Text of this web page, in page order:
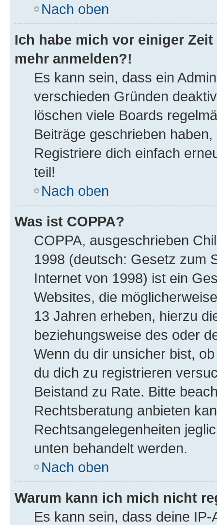
Nach oben
Ich habe mich vor einiger
mehr anmelden?!
Es kann sein, dass ein
verschieden Gründen
löschen viele Boards
Beiträge geschrieben
Registriere dich einfach
teil!
Nach oben
Was ist COPPA?
COPPA, ausgeschrieben
1998 (deutsch: Gesetz zum
Internet von 1998) ist ein
Websites, die
13 Jahren erheben, hierzu
beziehungsweise des oder
Wenn du dir unsicher bist,
du dich zu registrieren
Beistand zu Rate. Bitte
Rechtsberatung anbieten
Rechtsangelegenheiten
unten behandelt werden.
Nach oben
Warum kann ich mich nicht
Es kann sein, dass deine